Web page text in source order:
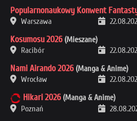
Popularnonaukowy Konwent
Warszawa
Kosumosu 2026 (Mieszane)
Racibór
Nami Airando 2026 (Manga & Anime)
Wrocław
Hikari 2026 (Manga & Anime)
Poznań